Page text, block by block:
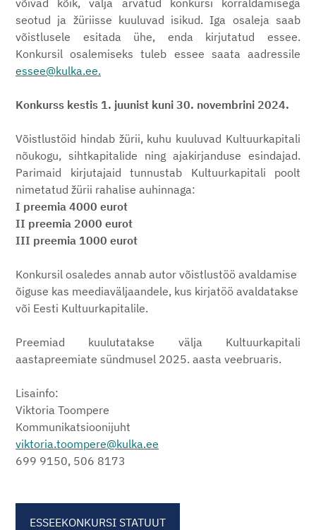
võivad kõik, välja arvatud konkursi korraldamisega
seotud ja žüriisse kuuluvad isikud. Iga osaleja saab
võistlusele esitada ühe, enda kirjutatud essee.
Konkursil osalemiseks tuleb essee saata aadressile
essee@kulka.ee.
Konkurss kestis 1. juunist kuni 30. novembrini 2024.
Võistlustöid hindab žürii, kuhu kuuluvad Kultuurkapitali
nõukogu, sihtkapitalide ning ajakirjanduse esindajad.
Parimaid kirjutajaid tunnustab Kultuurkapitali poolt
nimetatud žürii rahalise auhinnaga:
I preemia 4000 eurot
II preemia 2000 eurot
III preemia 1000 eurot
Konkursil osaledes annab autor võistlustöö avaldamise
õiguse kas meediaväljaandele, kus kirjatöö avaldatakse
või Eesti Kultuurkapitalile.
Preemiad kuulutatakse välja Kultuurkapitali
aastapreemiate sündmusel 2025. aasta veebruaris.
Lisainfo:
Viktoria Toompere
Kommunikatsioonijuht
viktoria.toompere@kulka.ee
699 9150, 506 8173
ESSEEKONKURSI STATUUT